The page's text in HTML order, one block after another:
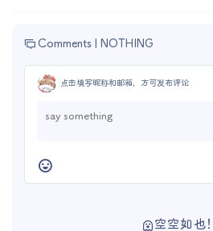
Comments | NOTHING
点击填写昵称和邮箱，方可发布评论
空空如也！